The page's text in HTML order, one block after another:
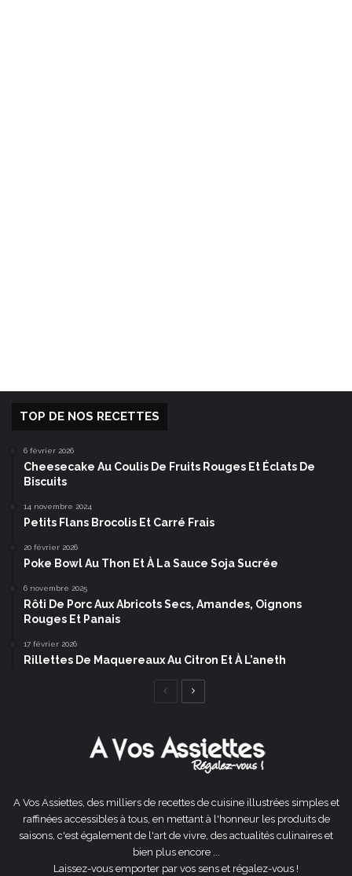
TOP DE NOS RECETTES
6 février 2026
Cheesecake Au Coulis De Fruits Rouges Et Éclats De
Biscuits
14 novembre 2024
Petits Flans Brocolis Et Carré Frais
20 février 2026
Poke Bowl Au Thon Et À La Sauce Soja Sucrée
6 novembre 2025
Rôti De Porc Aux Abricots Secs, Amandes, Oignons
Rouges Et Panais
17 février 2026
Rillettes De Maquereaux Au Citron Et À L’aneth
Page
A Vos Assiettes, des milliers de recettes de cuisine illustrées simples et
raffinées accessibles à tous, en mettant à l'honneur les produits de
saisons, c'est également de l'art de vivre, des actualités culinaires et
bien plus encore ...
Laissez-vous emporter par vos sens et régalez-vous !